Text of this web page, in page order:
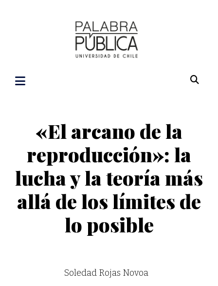
«El arcano de la
reproducción»: la
lucha y la teoría más
allá de los límites de
lo posible
Soledad Rojas Novoa